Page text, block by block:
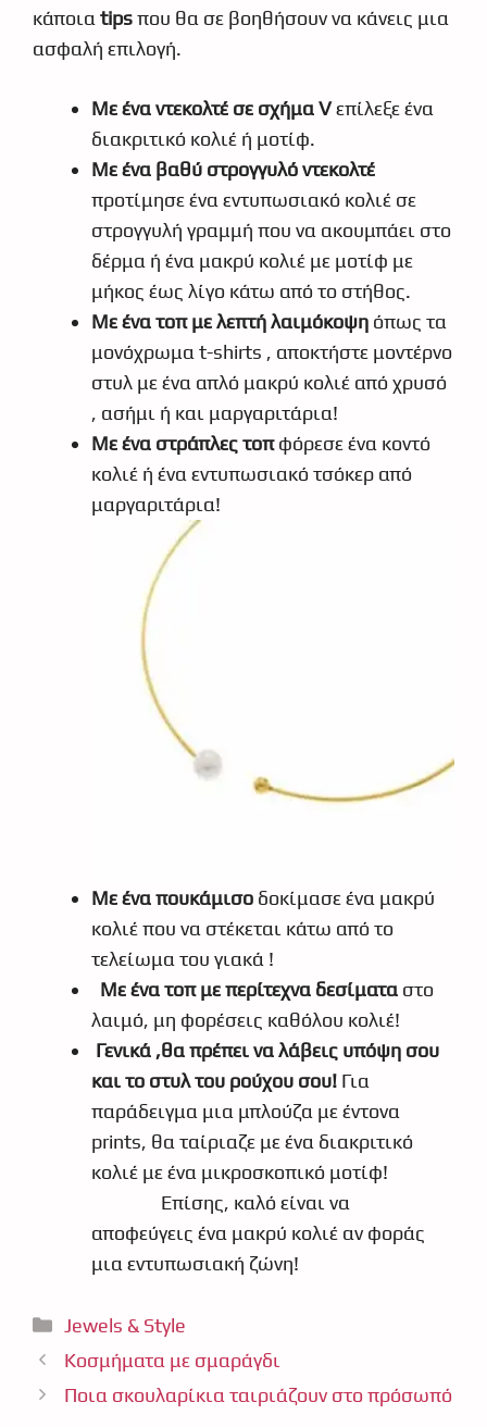
κάποια tipsπου θα σε βοηθήσουν να κάνεις μια
ασφαλή επιλογή.
Με ένα ντεκολτέ σε σχήμα Vεπίλεξε ένα
διακριτικό κολιέ ή μοτίφ.
Με ένα βαθύ στρογγυλό ντεκολτέ
προτίμησε ένα εντυπωσιακό κολιέ σε
στρογγυλή γραμμή που να ακουμπάει στο
δέρμα ή ένα μακρύ κολιέ με μοτίφ με
μήκος έως λίγο κάτω από το στήθος.
Με ένα τοπ με λεπτή λαιμόκοψη όπως τα
μονόχρωμα t-shirts , αποκτήστε μοντέρνο
στυλ με ένα απλό μακρύ κολιέ από χρυσό
, ασήμι ή και μαργαριτάρια!
Με ένα στράπλες τοπφόρεσε ένα κοντό
κολιέ ή ένα εντυπωσιακό τσόκερ από
μαργαριτάρια!
Με ένα πουκάμισο δοκίμασε ένα μακρύ
κολιέ που να στέκεται κάτω από το
τελείωμα του γιακά !
Με ένα τοπ με περίτεχνα δεσίματα στο
λαιμό, μη φορέσεις καθόλου κολιέ!
Γενικά ,θα πρέπει να λάβεις υπόψη σου
και το στυλ του ρούχου σου! Για
παράδειγμα μια μπλούζα με έντονα
prints, θα ταίριαζε με ένα διακριτικό
κολιέ με ένα μικροσκοπικό μοτίφ!
Επίσης, καλό είναι να
αποφεύγεις ένα μακρύ κολιέ αν φοράς
μια εντυπωσιακή ζώνη!
Κατηγορίες
Jewels & Style
Κοσμήματα με σμαράγδι
Ποια σκουλαρίκια ταιριάζουν στο πρόσωπό